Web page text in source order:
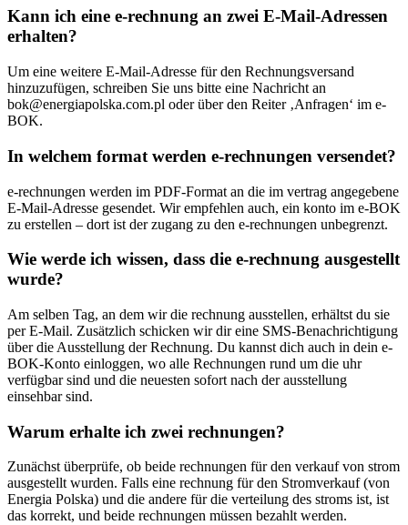
Kann ich eine e-rechnung an zwei E-Mail-Adressen
erhalten?
Um eine weitere E-Mail-Adresse für den Rechnungsversand
hinzuzufügen, schreiben Sie uns bitte eine Nachricht an
bok@energiapolska.com.pl oder über den Reiter ‚Anfragen‘ im e-
BOK.
In welchem format werden e-rechnungen versendet?
e-rechnungen werden im PDF-Format an die im vertrag angegebene
E-Mail-Adresse gesendet. Wir empfehlen auch, ein konto im e-BOK
zu erstellen – dort ist der zugang zu den e-rechnungen unbegrenzt.
Wie werde ich wissen, dass die e-rechnung ausgestellt
wurde?
Am selben Tag, an dem wir die rechnung ausstellen, erhältst du sie
per E-Mail. Zusätzlich schicken wir dir eine SMS-Benachrichtigung
über die Ausstellung der Rechnung. Du kannst dich auch in dein e-
BOK-Konto einloggen, wo alle Rechnungen rund um die uhr
verfügbar sind und die neuesten sofort nach der ausstellung
einsehbar sind.
Warum erhalte ich zwei rechnungen?
Zunächst überprüfe, ob beide rechnungen für den verkauf von strom
ausgestellt wurden. Falls eine rechnung für den Stromverkauf (von
Energia Polska) und die andere für die verteilung des stroms ist, ist
das korrekt, und beide rechnungen müssen bezahlt werden.